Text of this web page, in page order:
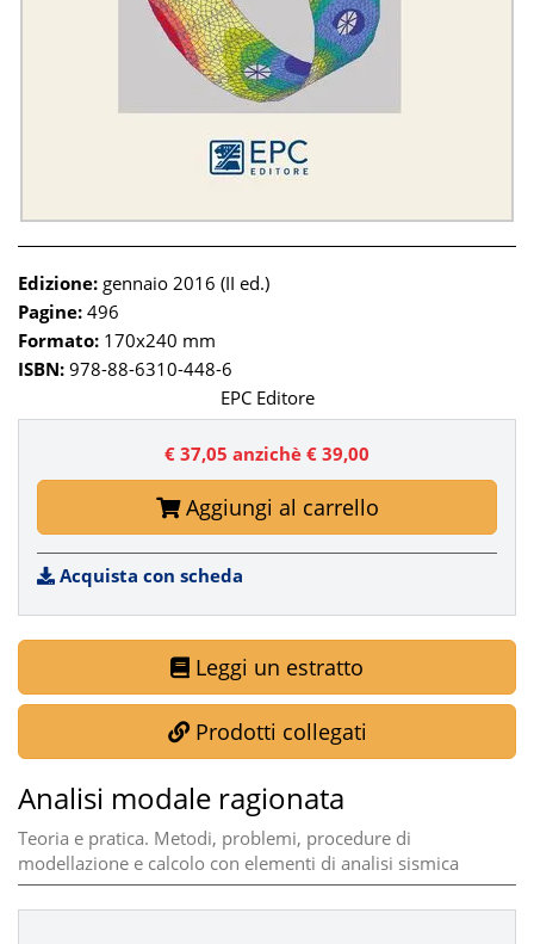
Edizione: gennaio 2016 (II ed.)
Pagine: 496
Formato: 170x240 mm
ISBN: 978-88-6310-448-6
EPC Editore
€ 37,05 anzichè € 39,00
Aggiungi al carrello
Acquista con scheda
Leggi un estratto
Prodotti collegati
Analisi modale ragionata
Teoria e pratica. Metodi, problemi, procedure di
modellazione e calcolo con elementi di analisi sismica